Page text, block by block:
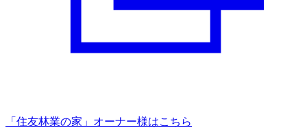
「住友林業の家」オーナー様はこちら